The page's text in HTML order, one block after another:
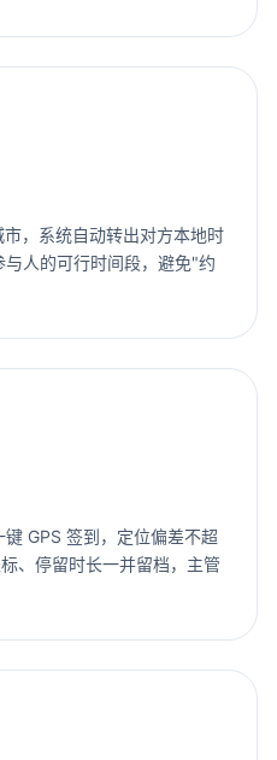
，系统自动转出对方本地时
人的可行时间段，避免"约
GPS 签到，定位偏差不超
、停留时长一并留档，主管